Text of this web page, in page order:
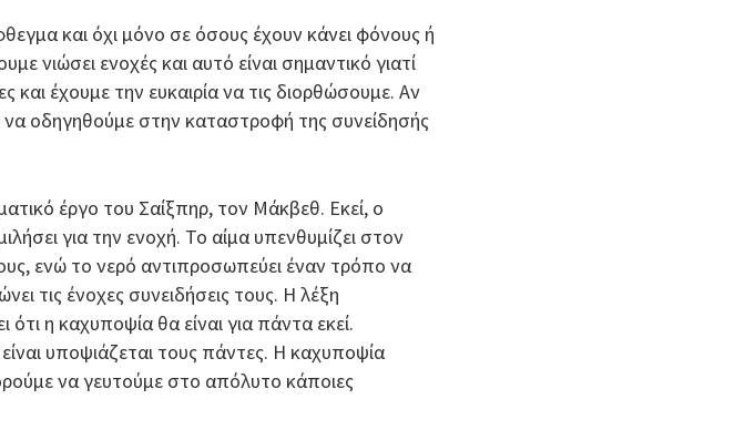
και όχι μόνο σε όσους έχουν κάνει φόνους ή
νιώσει ενοχές και αυτό είναι σημαντικό γιατί
και έχουμε την ευκαιρία να τις διορθώσουμε. Αν
οδηγηθούμε στην καταστροφή της συνείδησής
έργο του Σαίξπηρ, τον Μάκβεθ. Εκεί, ο
για την ενοχή. Το αίμα υπενθυμίζει στον
ενώ το νερό αντιπροσωπεύει έναν τρόπο να
τις ένοχες συνειδήσεις τους. Η λέξη
ότι η καχυποψία θα είναι για πάντα εκεί.
υποψιάζεται τους πάντες. Η καχυποψία
να γευτούμε στο απόλυτο κάποιες